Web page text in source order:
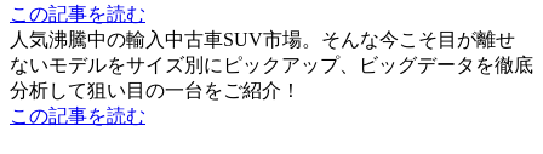
この記事を読む
人気沸騰中の輸入中古車SUV市場。そんな今こそ目が離せ
ないモデルをサイズ別にピックアップ、ビッグデータを徹底
分析して狙い目の一台をご紹介！
この記事を読む